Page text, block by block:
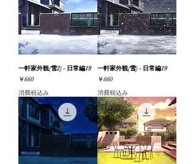
一軒家外観(雪2) - 日常編19
価格
￥660
消費税込み
一軒家外観(雪) - 日常編19
価格
￥660
消費税込み